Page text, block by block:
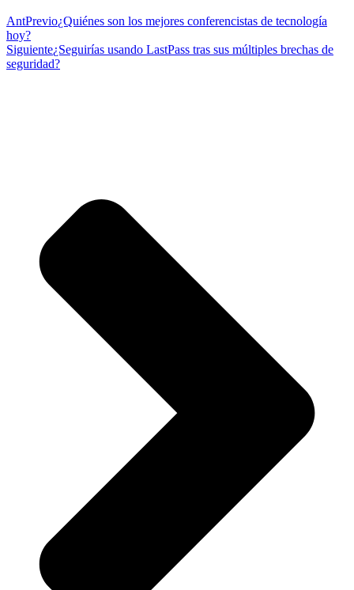
AntPrevio¿Quiénes son los mejores conferencistas de tecnología
hoy?
Siguiente¿Seguirías usando LastPass tras sus múltiples brechas de
seguridad?